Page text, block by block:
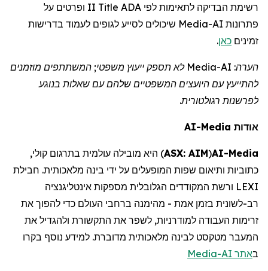
רשימת הבדיקה לתאימות לפי ADA Title
II ופרטים על
פתרונות AI-
Media שיכולים לסייע לגופים לעמוד בדרישות
זמינים כאן.
הערה: AI- Media לא תספק ייעוץ משפטי; המשתתפים מוזמנים
להתייעץ עם היועצים המשפטיים שלהם עם שאלות בנוגע
לפרשנות רגולטורית.
אודות AI-Media
AI-Media
(
ASX: AIM
) היא מובילה עולמית בתרגום קולי,
כתוביות ותיאום שפות המופעלים על ידי בינה מלאכותית. חבילת
LEXI ורשת המקודדים הגלובלית מספקות אינטליגנציה
רב-לשונית בזמן אמת - מהימנה ברחבי העולם כדי להפוך את
זרימות העבודה למודרניות, לשפר את התקשורת ולהגדיל את
המעבר מטקסט לבינה מלאכותית מדוברת. למידע נוסף בקרו
באתר AI- Media